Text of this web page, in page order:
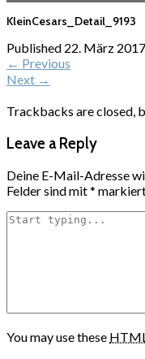
KleinCesars_Detail_9193
Published 22. März 2017
← Previous
Next →
Trackbacks are closed,
Leave a Reply
Deine E-Mail-Adresse
Felder sind mit*
You may use these